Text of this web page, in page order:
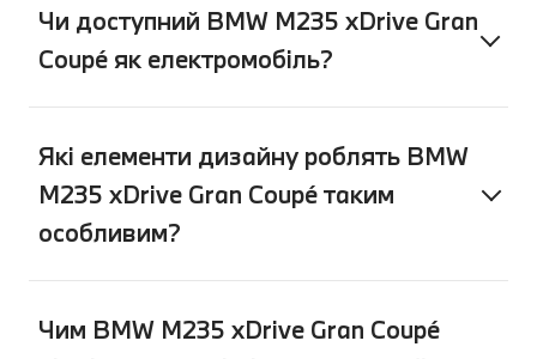
Чи доступний BMW M235 xDrive Gran
Coupé як електромобіль?
Які елементи дизайну роблять BMW
M235 xDrive Gran Coupé таким
особливим?
Чим BMW M235 xDrive Gran Coupé